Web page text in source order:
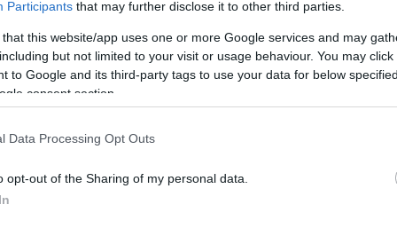
Participants that may further disclose it to other third parties.
that this website/app uses one or more Google services and may
but not limited to your visit or usage behaviour. You may
to Google and its third-party tags to use your data for below
consent section.
Data Processing Opt Outs
opt-out of the Sharing of my personal data.
εκπλήρωσης του ευρωπαϊκούBrent
αναφοράς των τιμών του αργού-
το βαρέλι, ενώ τα συμβόλαια
West Texas Intermediate
βαρέλι
12:03